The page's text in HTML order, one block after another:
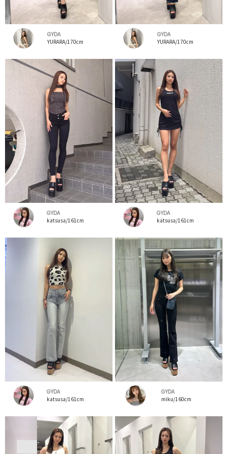
GYDA
YURARA/170cm
GYDA
YURARA/170cm
GYDA
katsusa/161cm
GYDA
katsusa/161cm
GYDA
katsusa/161cm
GYDA
miku/160cm